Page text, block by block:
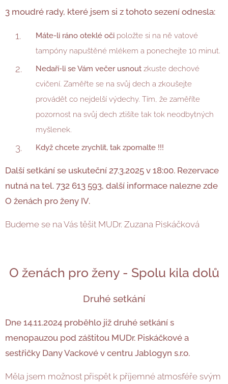
3 moudré rady, které jsem si z tohoto sezení odnesla:
Máte-li ráno oteklé oči položte si na ně vatové
tampóny napuštěné mlékem a ponechejte 10 minut.
Nedaří-li se Vám večer usnout zkuste dechové
cvičení. Zaměřte se na svůj dech a zkoušejte
provádět co nejdelší výdechy. Tím, že zaměříte
pozornost na svůj dech ztišíte tak tok neodbytných
myšlenek.
Když chcete zrychlit, tak zpomalte !!!
Další setkání se uskuteční 27.3.2025 v 18:00. Rezervace
nutná na tel. 732 613 593, další informace nalezne zde
O ženách pro ženy IV.
Budeme se na Vás těšit MUDr. Zuzana Piskáčková
O ženách pro ženy - Spolu kila dolů
Druhé setkání
Dne 14.11.2024 proběhlo již druhé setkání s
menopauzou pod záštitou MUDr. Piskáčkové a
sestřičky Dany Vackové v centru Jablogyn s.r.o.
Měla jsem možnost přispět k příjemné atmosféře svým